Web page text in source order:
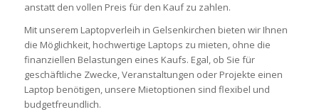
anstatt den vollen Preis für den Kauf zu zahlen.
Mit unserem Laptopverleih in Gelsenkirchen bieten wir Ihnen
die Möglichkeit, hochwertige Laptops zu mieten, ohne die
finanziellen Belastungen eines Kaufs. Egal, ob Sie für
geschäftliche Zwecke, Veranstaltungen oder Projekte einen
Laptop benötigen, unsere Mietoptionen sind flexibel und
budgetfreundlich.